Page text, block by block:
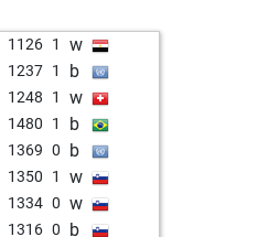
1126 1 w
1237 1 b
1248 1 w
1480 1 b
1369 0 b
1350 1 w
1334 0 w
1316 0 b